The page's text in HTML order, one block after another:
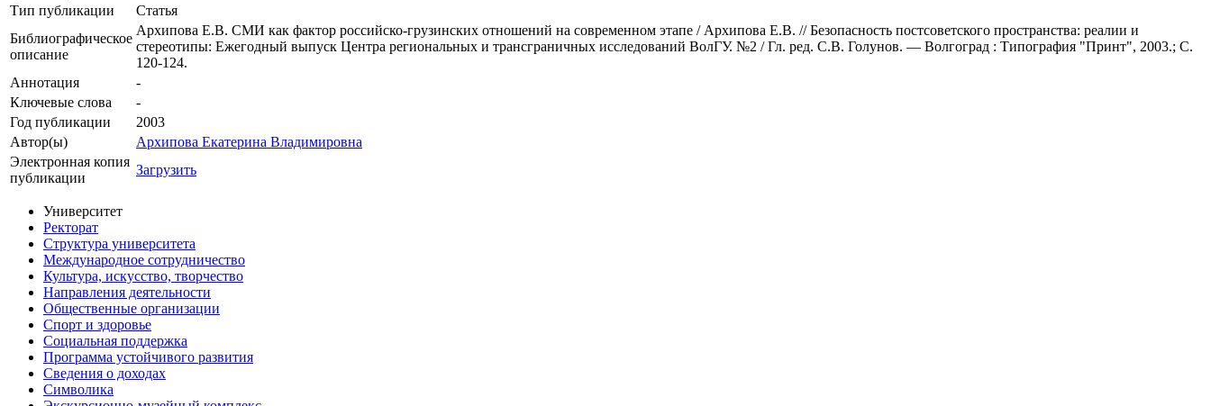
Тип публикации
Статья
Библиографическое
описание
Архипова Е.В. СМИ как фактор российско-грузинских отношений на современном этапе / Архипова Е.В. // Безопасность постсоветского пространства: реалии и
стереотипы: Ежегодный выпуск Центра региональных и трансграничных исследований ВолГУ. №2 / Гл. ред. С.В. Голунов. — Волгоград : Типография "Принт", 2003.; С.
120-124.
Аннотация
-
Ключевые cлова
-
Год публикации
2003
Автор(ы)
Архипова Екатерина Владимировна
Электронная копия
публикации
Загрузить
Университет
Ректорат
Структура университета
Международное сотрудничество
Культура, искусство, творчество
Направления деятельности
Общественные организации
Спорт и здоровье
Социальная поддержка
Программа устойчивого развития
Сведения о доходах
Символика